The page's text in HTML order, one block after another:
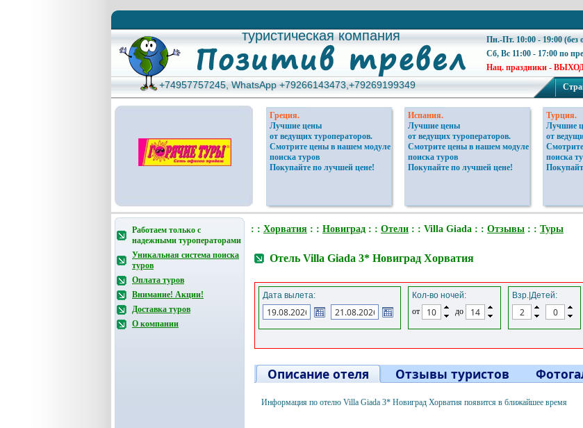
туристическая компания
туристическая компания
Пн.-Пт. 10:00 - 19:00 (без
Сб, Вс 11:00 - 17:00 по
Нац. праздники -
+74957757245, WhatsApp +79266143473,+79269199349
+74957757245, WhatsApp +79266143473,+79269199349
Греция.
Лучшие цены
от ведущих туроператоров.
Смотрите цены в нашем модуле
поиска туров
Покупайте по лучшей цене!
Испания.
Лучшие цены
от ведущих туроператоров.
Смотрите цены в нашем модуле
поиска туров
Покупайте по лучшей цене!
Турция.
Лучшие
от
поиска
Работаем только с
надежными туроператорами
Уникальная система поиска
туров
Оплата туров
Внимание! Акции!
Доставка туров
О компании
: : Хорватия : : Новиград : : Отели : : Villa Giada : : Отзывы : : Туры
Отель Villa Giada 3* Новиград Хорватия
Дата вылета:
Кол-во ночей:
от
до
Взр.|Детей:
Описание отеля Отзывы туристов
Информация по отелю Villa Giada 3* Новиград Хорватия появится в ближайшее время